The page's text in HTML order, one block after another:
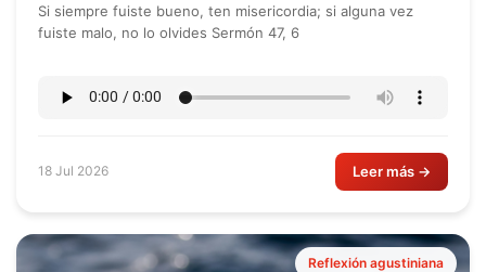
Si siempre fuiste bueno, ten misericordia; si alguna vez
fuiste malo, no lo olvides Sermón 47, 6
18 Jul 2026 Leer más →
Reflexión agustiniana